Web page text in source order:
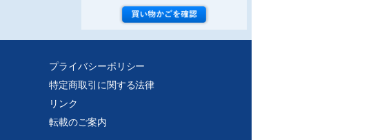
プライバシーポリシー
特定商取引に関する法律
リンク
転載のご案内